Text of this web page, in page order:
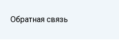
Обратная связь